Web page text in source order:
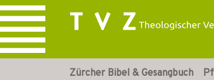
Zürcher Bibel & Gesangbuch